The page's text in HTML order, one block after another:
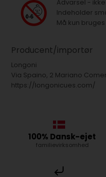
Advarsel -
Indeholder
Må kun
Producent/importør
Longoni
Via Spaino, 2 Mariano
https://longonicues.com/
100% Dansk-ejet
familievirksomhed